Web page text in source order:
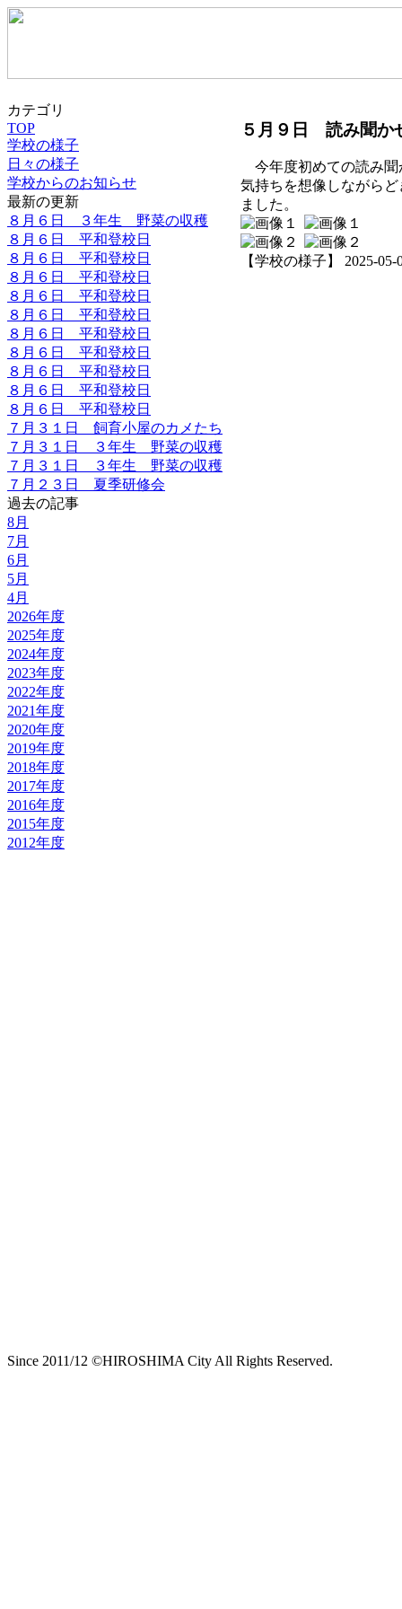
カテゴリ
TOP
学校の様子
日々の様子
学校からのお知らせ
最新の更新
８月６日 ３年生 野菜の収穫
８月６日 平和登校日
８月６日 平和登校日
８月６日 平和登校日
８月６日 平和登校日
８月６日 平和登校日
８月６日 平和登校日
８月６日 平和登校日
８月６日 平和登校日
８月６日 平和登校日
８月６日 平和登校日
７月３１日 飼育小屋のカメたち
７月３１日 ３年生 野菜の収穫
７月３１日 ３年生 野菜の収穫
７月２３日 夏季研修会
過去の記事
8月
7月
6月
5月
4月
2026年度
2025年度
2024年度
2023年度
2022年度
2021年度
2020年度
2019年度
2018年度
2017年度
2016年度
2015年度
2012年度
５月９日 読み聞か
今年度初めての読み聞
気持ちを想像しながら
ました。
【学校の様子】 2025-05-
Since 2011/12 ©HIROSHIMA City All Rights Reserved.